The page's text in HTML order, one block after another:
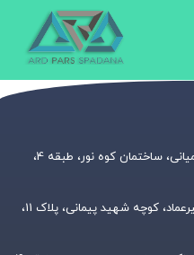
دفتر مرکزی : اصفهان، خیابان توحید میانی، ساختمان کوه نور، طبقه 4،
دفتر تهران : خیابان مطهری، خیابان میرعماد، کوچه شهید پیمانی، پلاک 11،